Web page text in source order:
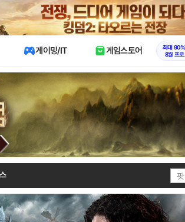
X
게이밍/IT 게임스토어
최대
8월 프